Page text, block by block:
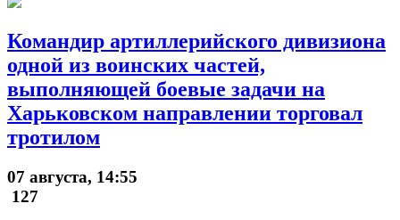
Командир артиллерийского дивизиона
одной из воинских частей,
выполняющей боевые задачи на
Харьковском направлении торговал
тротилом
07 августа, 14:55
127